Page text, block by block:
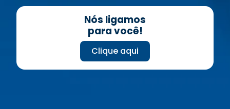
Nós ligamos
para você!
Clique aqui